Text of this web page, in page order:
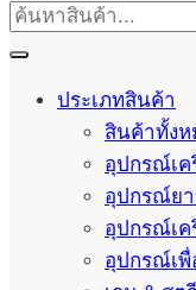
ประเภทสินค้า
สินค้าทั้งห
อุปกรณ์เค
อุปกรณ์ย
อุปกรณ์เค
อุปกรณ์เพื่